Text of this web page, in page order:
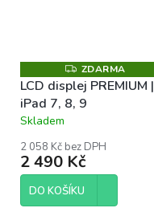
Z
D
A
R
ZDARMA
LCD displej PREMIUM |
iPad 7, 8, 9
Průměrné
produktu
je
5,0
Skladem
2 058 Kč bez DPH
2 490 Kč
DO KOŠÍKU